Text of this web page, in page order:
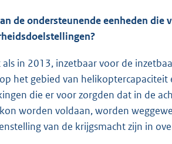
de ondersteunende eenheden
in 2013, inzetbaar voor de
het gebied van
die er voor zorgden dat in de
worden voldaan, worden
van de krijgsmacht zijn in